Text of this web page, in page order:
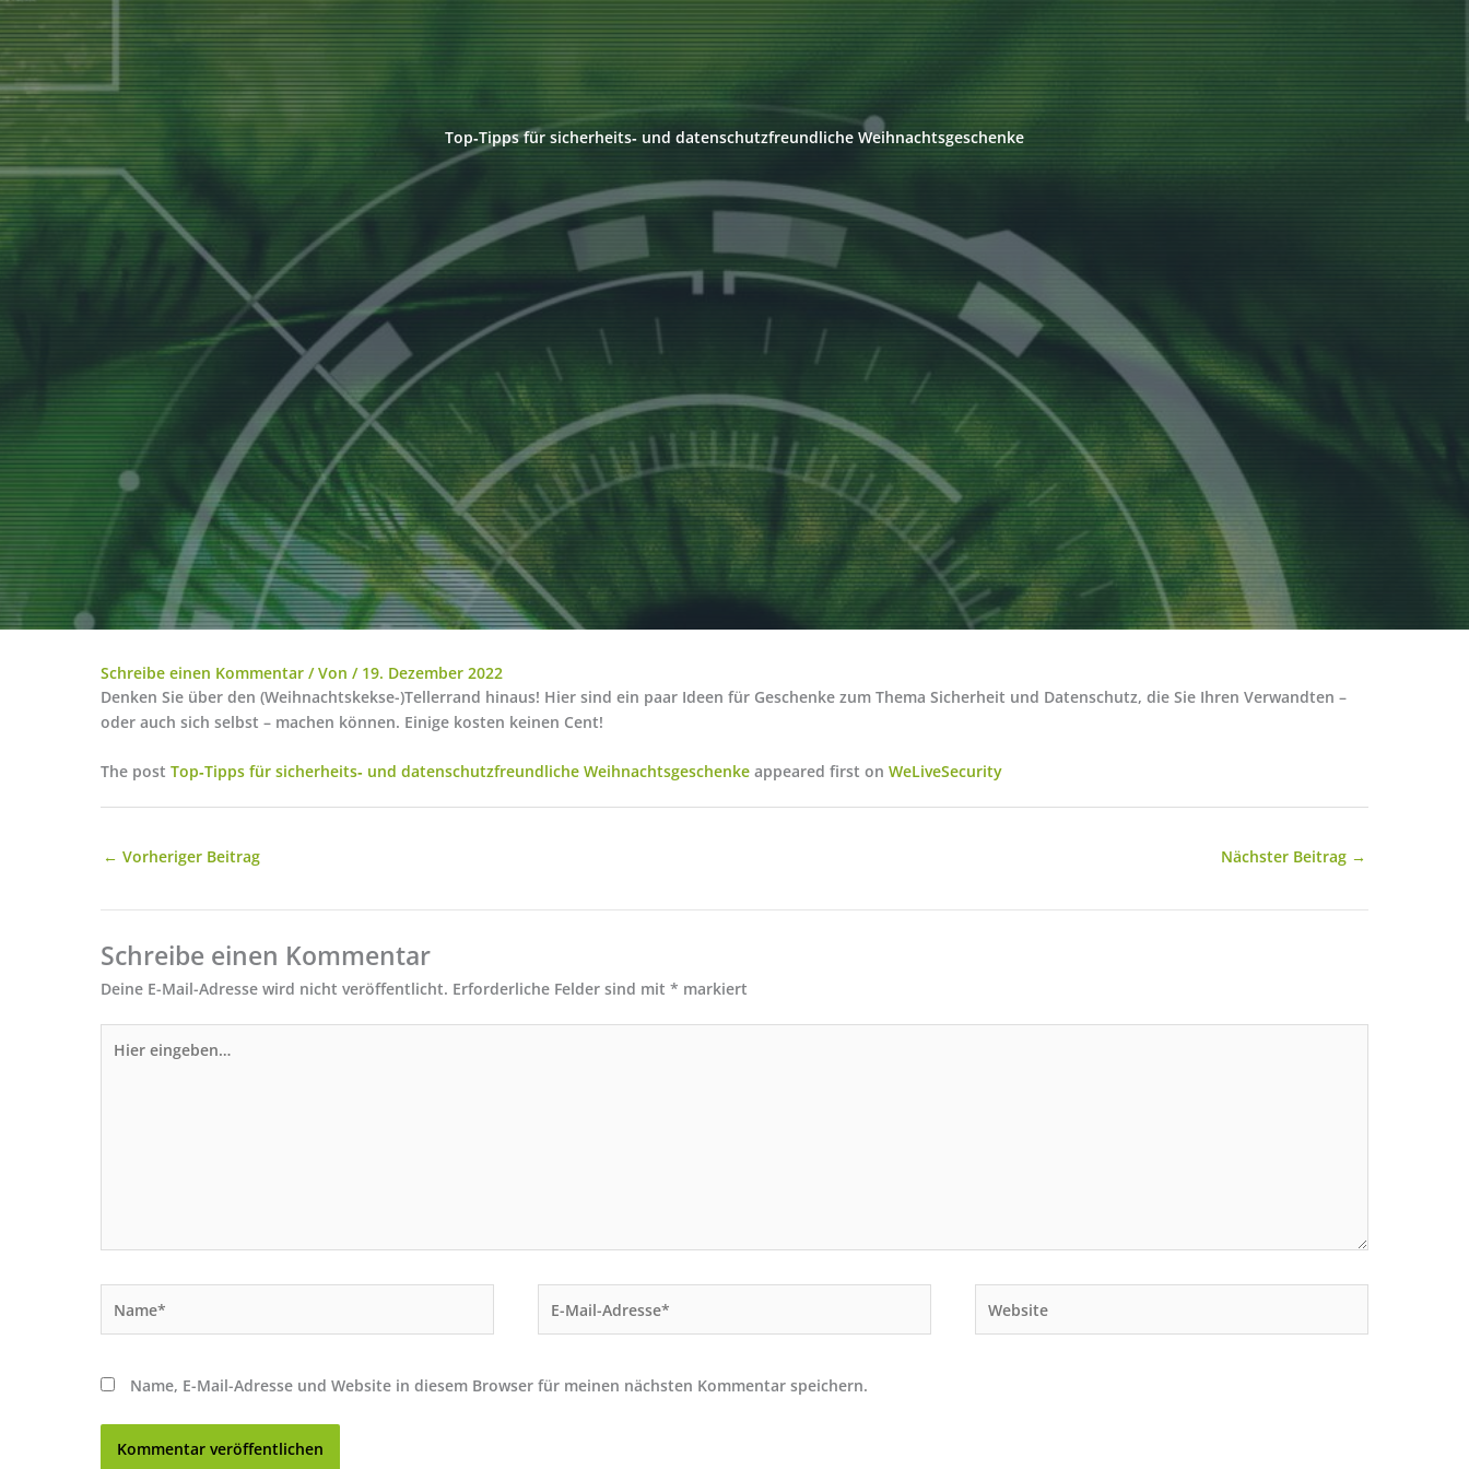
Top‑Tipps für sicherheits‑ und datenschutzfreundliche Weihnachtsgeschenke
Schreibe einen Kommentar / Von / 19. Dezember 2022
Denken Sie über den (Weihnachtskekse-)Tellerrand hinaus! Hier sind ein paar Ideen für Geschenke zum Thema Sicherheit und Datenschutz, die Sie Ihren Verwandten –
oder auch sich selbst – machen können. Einige kosten keinen Cent!
The post Top‑Tipps für sicherheits‑ und datenschutzfreundliche Weihnachtsgeschenke appeared first on WeLiveSecurity
← Vorheriger Beitrag Nächster Beitrag →
Schreibe einen Kommentar
Deine E-Mail-Adresse wird nicht veröffentlicht. Erforderliche Felder sind mit * markiert
eingeben…
Mail-
Name, E-Mail-Adresse und Website in diesem Browser für meinen nächsten Kommentar speichern.